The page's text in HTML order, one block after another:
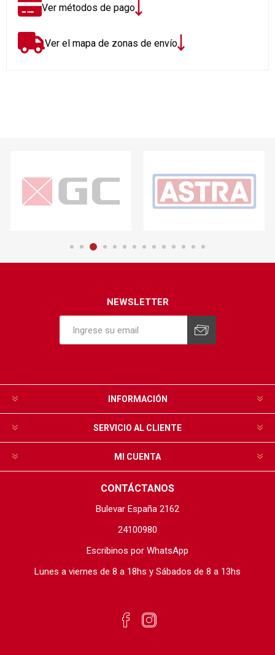
Ver métodos de pago
Ver el mapa de zonas de envío
NEWSLETTER
INFORMACIÓN
SERVICIO AL CLIENTE
MI CUENTA
CONTÁCTANOS
Bulevar España 2162
24100980
Escribinos por WhatsApp
Lunes a viernes de 8 a 18hs y Sábados de 8 a 13hs